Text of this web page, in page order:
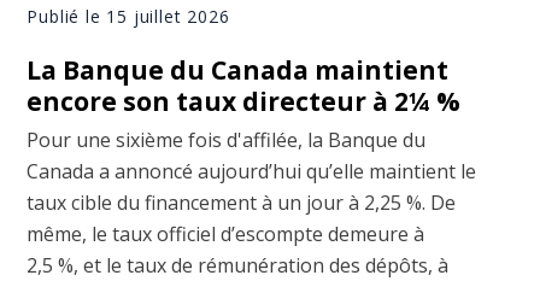
Publié le 15 juillet 2026
La Banque du Canada maintient
encore son taux directeur à 2¼ %
Pour une sixième fois d'affilée, la Banque du
Canada a annoncé aujourd’hui qu’elle maintient le
taux cible du financement à un jour à 2,25 %. De
même, le taux officiel d’escompte demeure à
2,5 %, et le taux de rémunération des dépôts, à